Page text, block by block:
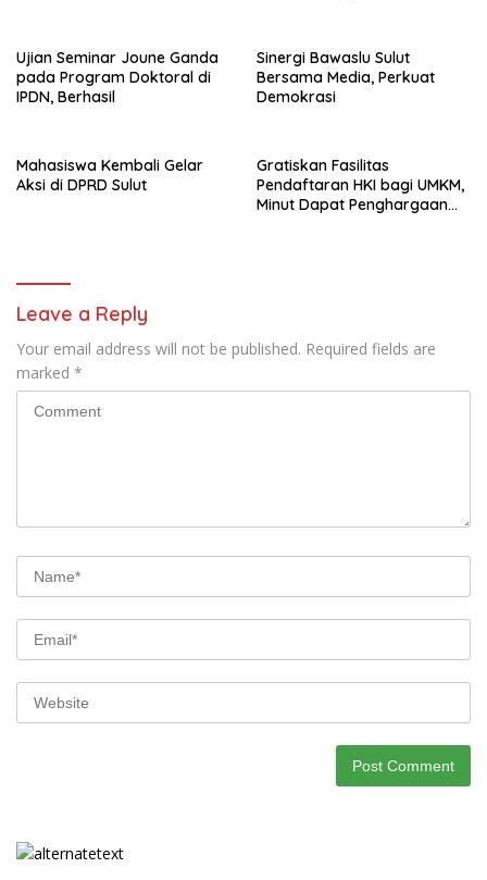
Ujian Seminar Joune Ganda
pada Program Doktoral di
IPDN, Berhasil
Sinergi Bawaslu Sulut
Bersama Media, Perkuat
Demokrasi
Mahasiswa Kembali Gelar
Aksi di DPRD Sulut
Gratiskan Fasilitas
Pendaftaran HKI bagi UMKM,
Minut Dapat Penghargaan
Leave a Reply
Your email address will not be published. Required fields are
marked *